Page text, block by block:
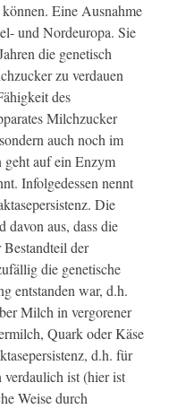
Eine Ausnahme
und Nordeuropa. Sie
die genetisch
zu verdauen
des
Milchzucker
auch noch im
geht auf ein Enzym
Infolgedessen nennt
Die
davon aus, dass die
der
die genetische
entstanden war, d.h.
Milch in vergorener
Quark oder Käse
d.h. für
verdaulich ist (hier ist
Weise durch